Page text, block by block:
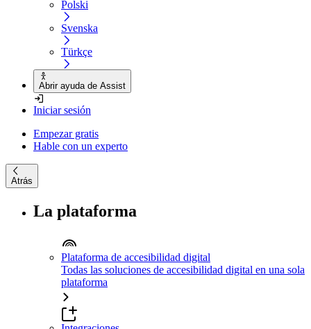
Polski
Svenska
Türkçe
Abrir ayuda de Assist
Iniciar sesión
Empezar gratis
Hable con un experto
Atrás
La plataforma
Plataforma de accesibilidad digital
Todas las soluciones de accesibilidad digital en una sola
plataforma